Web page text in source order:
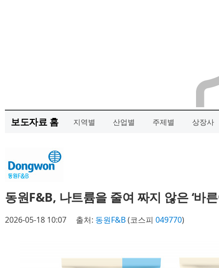
보도자료 홈 지역별 산업별 주제별 상장사
동원F&B, 나트륨을 줄여 짜지 않은 ‘바
2026-05-18 10:07 출처: 동원F&B(코스피 049770)